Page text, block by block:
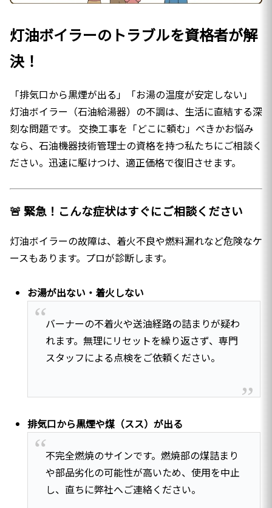
灯油ボイラーのトラブルを資格者が解
決！
「排気口から黒煙が出る」「お湯の温度が安定しない」
灯油ボイラー（石油給湯器）の不調は、生活に直結する深
刻な問題です。 交換工事を「どこに頼む」べきかお悩み
なら、石油機器技術管理士の資格を持つ私たちにご相談く
ださい。迅速に駆けつけ、適正価格で復旧させます。
🚨 緊急！こんな症状はすぐにご相談ください
灯油ボイラーの故障は、着火不良や燃料漏れなど危険なケ
ースもあります。プロが診断します。
お湯が出ない・着火しない
バーナーの不着火や送油経路の詰まりが疑わ
れます。無理にリセットを繰り返さず、専門
スタッフによる点検をご依頼ください。
排気口から黒煙や煤（スス）が出る
不完全燃焼のサインです。燃焼部の煤詰まり
や部品劣化の可能性が高いため、使用を中止
し、直ちに弊社へご連絡ください。